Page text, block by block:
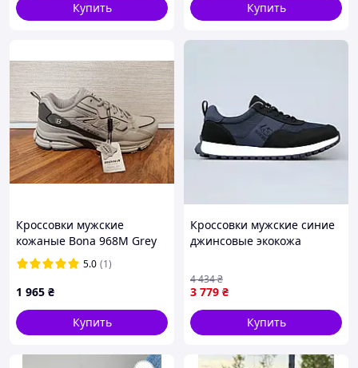
Купить
Купить
Кроссовки мужские
кожаные Bona 968M Grey
серые 46 (29,5 см)
5.0 (1)
1 965 ₴
Купить
Кроссовки мужские синие
джинсовые экокожа
спортивные Seli Кросівки
чоловічі сині джинсові еко
3 779 ₴
4 434₴
Купить